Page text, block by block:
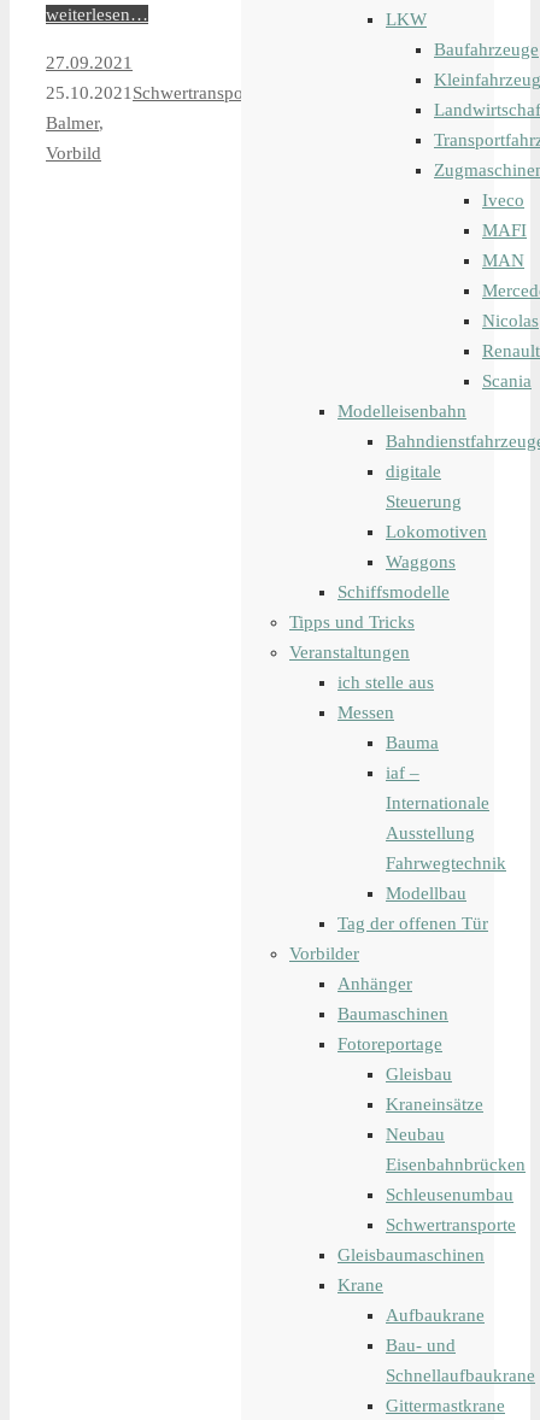
weiterlesen…
27.09.2021
25.10.2021 Schwertransporte
Balmer,
Vorbild
LKW
Baufahrzeuge
Iveco
MAFI
MAN
Nicolas
Renault
Scania
Modelleisenbahn
digitale
Steuerung
Lokomotiven
Waggons
Schiffsmodelle
Tipps und Tricks
Veranstaltungen
ich stelle aus
Messen
Bauma
iaf –
Internationale
Ausstellung
Fahrwegtechnik
Modellbau
Tag der offenen Tür
Vorbilder
Anhänger
Baumaschinen
Fotoreportage
Gleisbau
Kraneinsätze
Neubau
Eisenbahnbrücken
Schleusenumbau
Schwertransporte
Gleisbaumaschinen
Krane
Aufbaukrane
Bau- und
Schnellaufbaukrane
Gittermastkrane